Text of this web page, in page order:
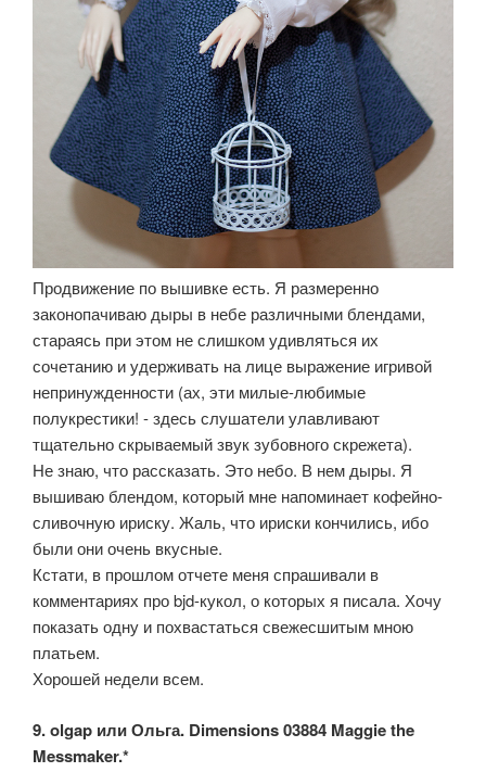
Продвижение по вышивке есть. Я размеренно
законопачиваю дыры в небе различными блендами,
стараясь при этом не слишком удивляться их
сочетанию и удерживать на лице выражение игривой
непринужденности (ах, эти милые-любимые
полукрестики! - здесь слушатели улавливают
тщательно скрываемый звук зубовного скрежета).
Не знаю, что рассказать. Это небо. В нем дыры. Я
вышиваю блендом, который мне напоминает кофейно-
сливочную ириску. Жаль, что ириски кончились, ибо
были они очень вкусные.
Кстати, в прошлом отчете меня спрашивали в
комментариях про bjd-кукол, о которых я писала. Хочу
показать одну и похвастаться свежесшитым мною
платьем.
Хорошей недели всем.
9. olgap или Ольга. Dimensions 03884 Maggie the
Messmaker.*